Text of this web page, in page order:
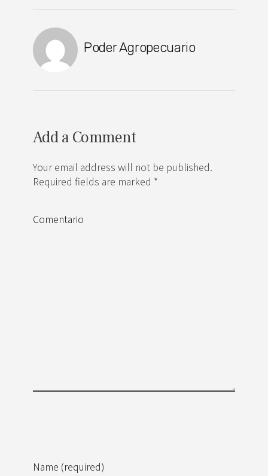
Poder Agropecuario
Add a Comment
Your email address will not be published.
Required fields are marked *
Name (required)
Comentario